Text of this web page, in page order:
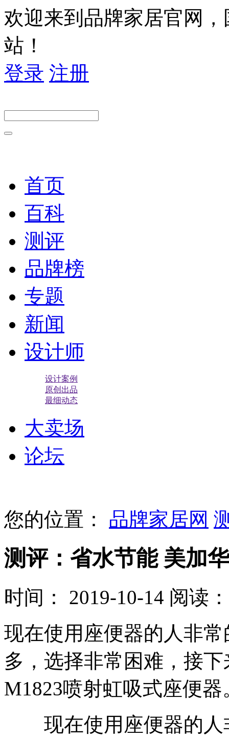
欢迎来到品牌家居官网
站！
登录 注册
首页
百科
测评
品牌榜
专题
新闻
设计师
设计案例
原创出品
最细动态
大卖场
论坛
您的位置： 品牌家居网
测评：省水节能 美加
时间： 2019-10-14 阅读
现在使用座便器的人非
多，选择非常困难，接
M1823喷射虹吸式座便器
现在使用座便器的人